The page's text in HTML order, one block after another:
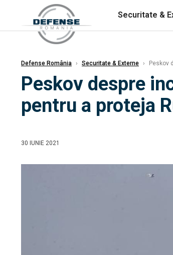
Securitate &
Defense România › Securitate & Externe › Peskov
Peskov despre
pentru a proteja
30 IUNIE 2021